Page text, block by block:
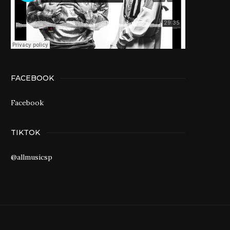
FACEBOOK
Facebook
TIKTOK
@allmusicsp